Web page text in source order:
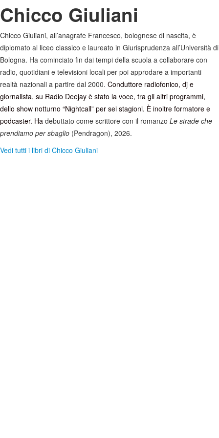
Chicco Giuliani
Chicco Giuliani, all’anagrafe Francesco, bolognese di nascita, è
diplomato al liceo classico e laureato in Giurisprudenza all’Università di
Bologna. Ha cominciato fin dai tempi della scuola a collaborare con
radio, quotidiani e televisioni locali per poi approdare a importanti
realtà nazionali a partire dal 2000. Conduttore radiofonico, dj e
giornalista, su Radio Deejay è stato la voce, tra gli altri programmi,
dello show notturno “Nightcall” per sei stagioni. È inoltre formatore e
podcaster. Ha debuttato come scrittore con il romanzo Le strade che
prendiamo per sbaglio (Pendragon), 2026.
Vedi tutti i libri di Chicco Giuliani